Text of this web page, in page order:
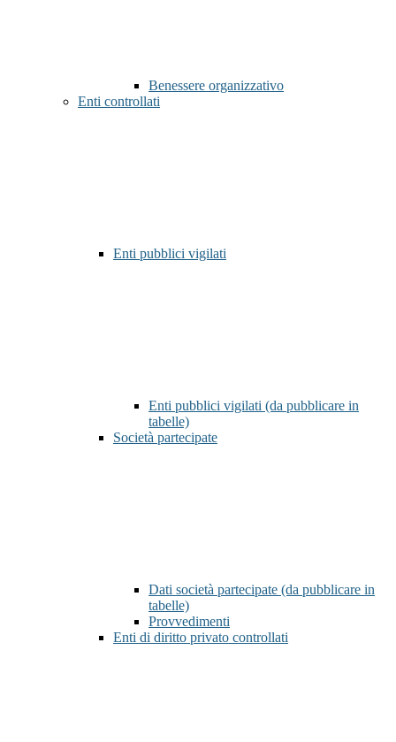
Benessere organizzativo
Enti controllati
Enti pubblici vigilati
Enti pubblici vigilati (da pubblicare in
tabelle)
Società partecipate
Dati società partecipate (da pubblicare in
tabelle)
Provvedimenti
Enti di diritto privato controllati